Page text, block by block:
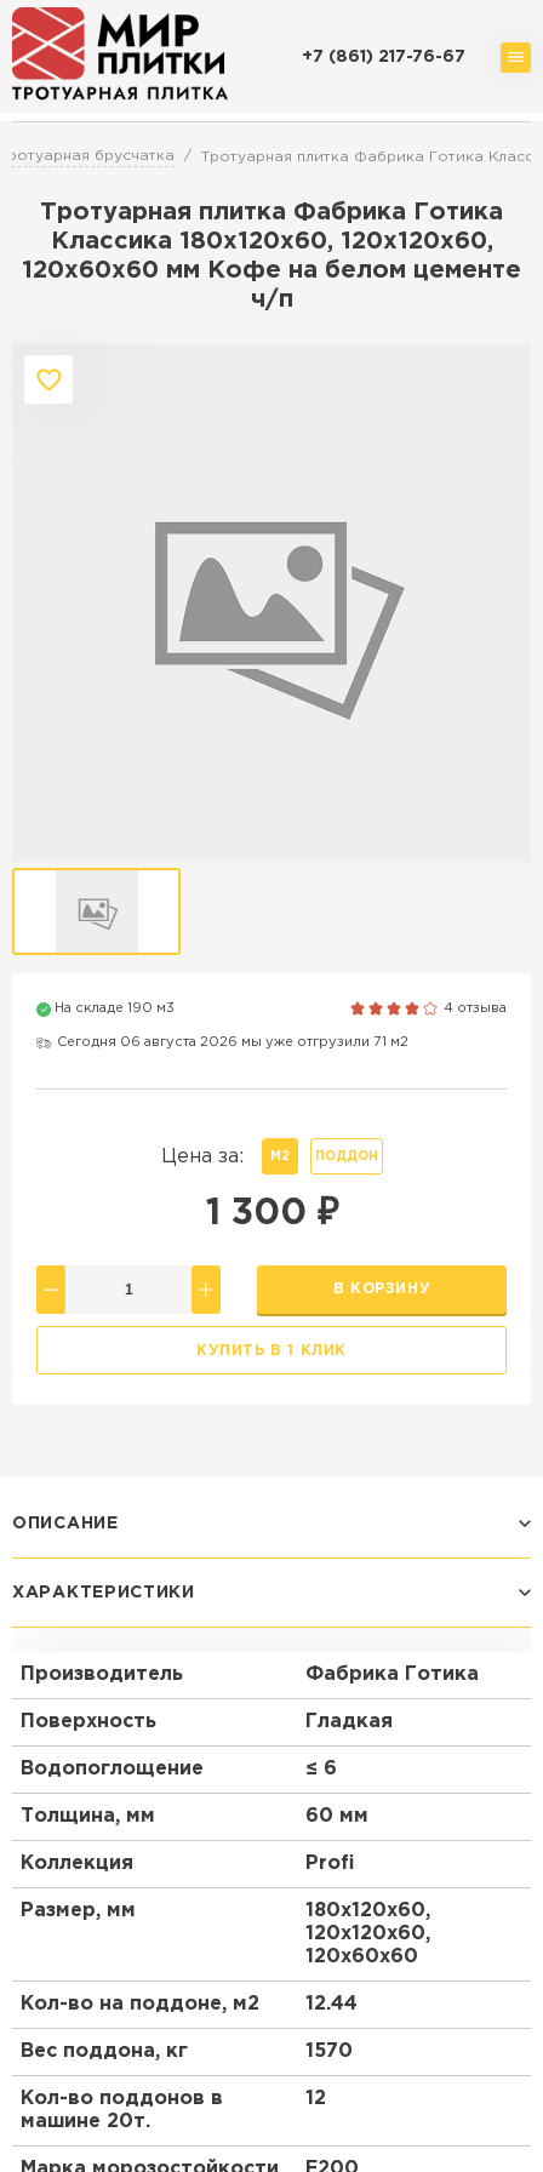
+7 (861) 217-76-67
брусчатка Тротуарная плитка Фабрика Готика
Тротуарная плитка Фабрика Готика
Классика 180х120х60, 120х120х60,
120х60х60 мм Кофе на белом цементе
ч/п
На складе 190 м3 4 отзыва
Сегодня 06 августа 2026 мы уже отгрузили 71 м2
Цена за: М2 ПОДДОН
1 300 ₽
В КОРЗИНУ
КУПИТЬ В 1 КЛИК
ОПИСАНИЕ
ХАРАКТЕРИСТИКИ
Производитель Фабрика Готика
Поверхность Гладкая
Водопоглощение ≤ 6
Толщина, мм 60 мм
Коллекция Profi
Размер, мм
180х120х60,
120х120х60,
120х60х60
Кол-во на поддоне, м2 12.44
Вес поддона, кг 1570
Кол-во поддонов в
машине 20т.
12
Продажа бордюров в
Краснодаре
ВСЕ ПРОИЗВОДИТЕЛИ